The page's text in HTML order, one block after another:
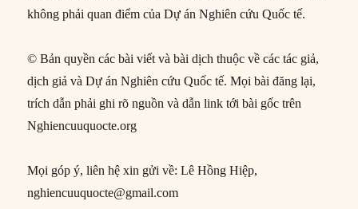
không phải quan điểm của Dự án Nghiên cứu Quốc tế.
© Bản quyền các bài viết và bài dịch thuộc về các tác giả,
dịch giả và Dự án Nghiên cứu Quốc tế. Mọi bài đăng lại,
trích dẫn phải ghi rõ nguồn và dẫn link tới bài gốc trên
Nghiencuuquocte.org
Mọi góp ý, liên hệ xin gửi về: Lê Hồng Hiệp,
nghiencuuquocte@gmail.com